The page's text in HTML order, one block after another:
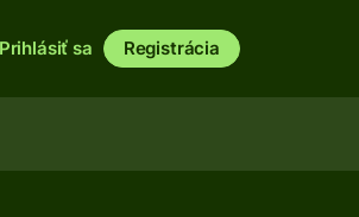
Prihlásiť sa Registrácia